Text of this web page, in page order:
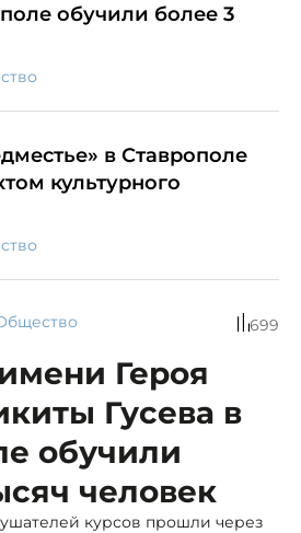
обучили более 3
в Ставрополе
культурного
699
Героя
Гусева в
обучили
человек
курсов прошли через